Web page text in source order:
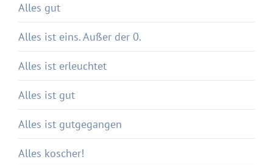
Alles gut
Alles ist eins. Außer der 0.
Alles ist erleuchtet
Alles ist gut
Alles ist gutgegangen
Alles koscher!